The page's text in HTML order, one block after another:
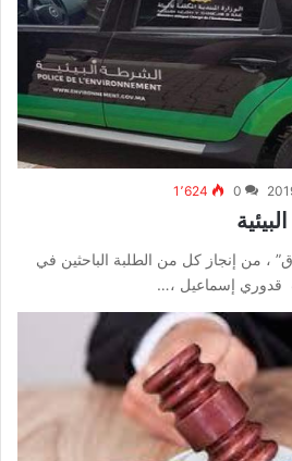
0 1٬624
، من إنجاز كل من الطلبة الباحثين في
قدوري إسماعيل ،…